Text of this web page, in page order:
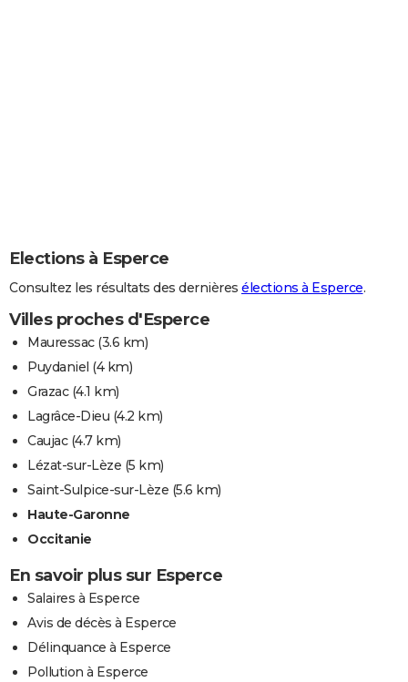
Elections à Esperce
Consultez les résultats des dernières élections à Esperce.
Villes proches d'Esperce
Mauressac(3.6 km)
Puydaniel (4 km)
Grazac(4.1 km)
Lagrâce-Dieu (4.2 km)
Caujac(4.7 km)
Lézat-sur-Lèze (5 km)
Saint-Sulpice-sur-Lèze (5.6 km)
Haute-Garonne
Occitanie
En savoir plus sur Esperce
Salaires à Esperce
Avis de décès à Esperce
Délinquance à Esperce
Pollution à Esperce